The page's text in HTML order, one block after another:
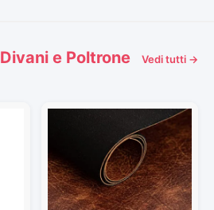
Divani e Poltrone
Vedi tutti →